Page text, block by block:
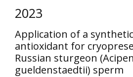
2023
Application of a
antioxidant for
Russian sturgeon
gueldenstaedtii) sperm